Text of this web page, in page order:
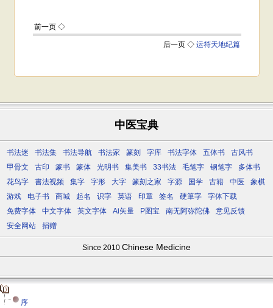
中医宝典
书法迷 书法集 书法导航 书法家 篆刻 字库 书法字体 五体书
古风书
甲骨文
古印 篆书 篆体 光明书 集美书 33书法 毛笔字 钢笔字
多体书
花鸟字
書法视频 集字 字形 大字 篆刻之家 字源 国学 古籍 中医
象棋
游戏
电子书 商城 起名 识字 英语 印章 签名 硬筆字
字体下载
免费字体
中文字体 英文字体 Ai矢量 P图宝 南无阿弥陀佛
意见反馈
安全网站
捐赠
Since 2010 Chinese Medicine
序